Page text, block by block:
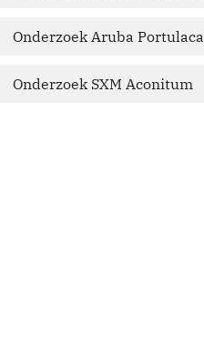
Onderzoek Aruba Portulaca
Onderzoek SXM Aconitum